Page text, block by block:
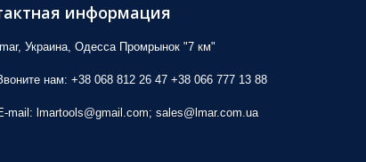
информация
lmar, Украина, Одесса Промрынок "7 км"
нам: +38 068 812 26 47 +38 066 777 13 88
mail: lmartools@gmail.com; sales@lmar.com.ua